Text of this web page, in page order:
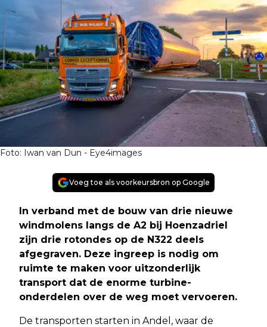
Foto: Iwan van Dun - Eye4images
Voeg toe als voorkeursbron op Google
In verband met de bouw van drie nieuwe
windmolens langs de A2 bij Hoenzadriel
zijn drie rotondes op de N322 deels
afgegraven. Deze ingreep is nodig om
ruimte te maken voor uitzonderlijk
transport dat de enorme turbine-
onderdelen over de weg moet vervoeren.
De transporten starten in Andel, waar de